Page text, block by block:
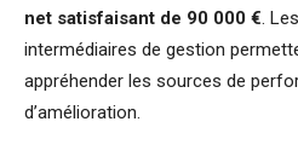
net satisfaisant de 90 000 €.
intermédiaires de gestion
appréhender les sources de
d’amélioration.